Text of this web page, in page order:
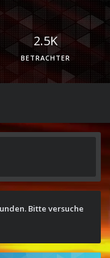
2.5K
BETRACHTER
Bitte versuche